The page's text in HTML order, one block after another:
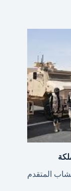
المتقدم